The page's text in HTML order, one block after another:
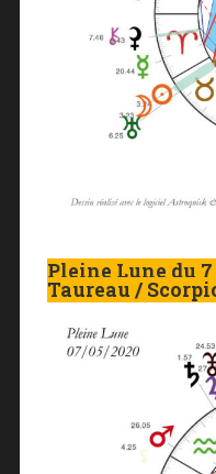
Pleine Lune du 7
Taureau /